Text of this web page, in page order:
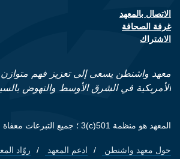
Footer contact links
الاتصال بالمعهد
غرفة الصحافة
الاشتراك
معهد واشنطن يسعى إلى تعزيز فهم
الأمريكية في الشرق الأوسط والنهوض
المعهد هو منظمة 501(c)3 ؛ جميع التبرعات معفاة من الضرائب.
Footer quick links
حول معهد واشنطن ادعم المعهد روّاد